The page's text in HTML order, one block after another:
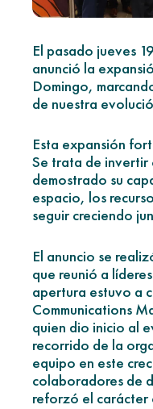
El pasado jueves
anunció la
Domingo,
de nuestra
Esta expansión
Se trata de invertir
demostrado su
espacio, los
seguir creciendo
El anuncio se
que reunió a
apertura estuvo a
Communications
quien dio inicio al
recorrido de la
equipo en este
colaboradores de
reforzó el